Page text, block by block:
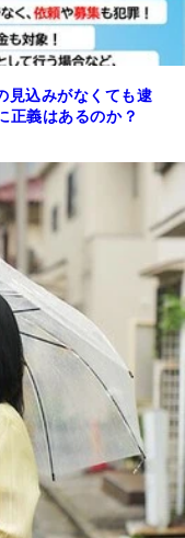
見込みがなくても逮
義はあるのか？